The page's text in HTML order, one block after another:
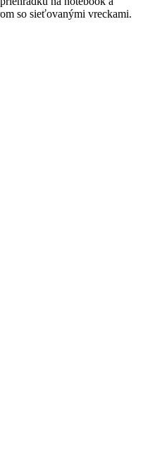
so sieťovanými vreckami.